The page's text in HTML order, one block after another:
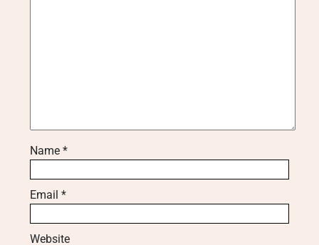
Name *
Email *
Website